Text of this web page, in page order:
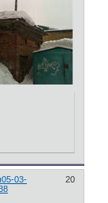
20
05-03-